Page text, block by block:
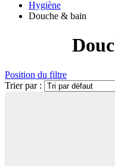
Hygiène
Douche & bain
Position du filtre
Trier par :